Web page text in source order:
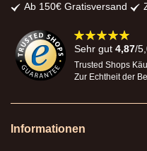
Ab 150€ Gratisversand
98%
Sehr gut 4,87/
Trusted Shops
Zur Echtheit der
Informationen